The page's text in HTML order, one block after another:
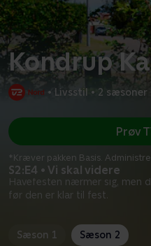
Kondrup
• Livsstil • 2 sæsoner
S2:E4 • Vi skal videre
Havefesten nærmer sig, men
før den er klar til fest.
Prøv
*Kræver pakken Basis.
Sæson 1 Sæson 2